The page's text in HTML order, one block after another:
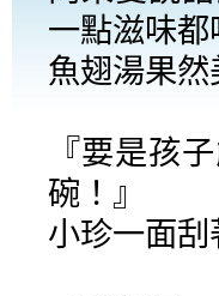
一點滋味都
魚翅湯果
『要是孩
碗！』
小珍一面